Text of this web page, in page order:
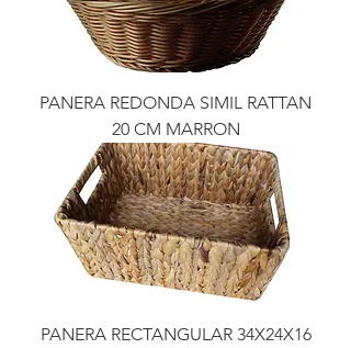
PANERA REDONDA SIMIL RATTAN
20 CM MARRON
PANERA RECTANGULAR 34X24X16